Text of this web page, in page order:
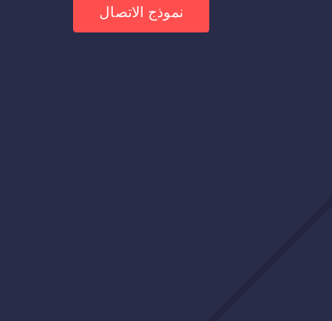
نموذج الاتصال